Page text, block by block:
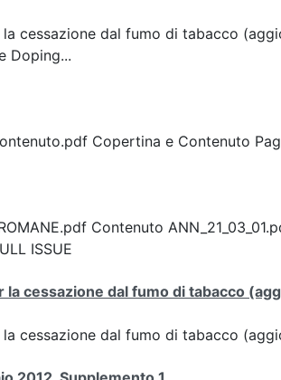
cessazione dal fumo di tabacco
Doping...
Copertina e Contenuto
Contenuto
ISSUE
cessazione dal fumo di tabacco
cessazione dal fumo di tabacco